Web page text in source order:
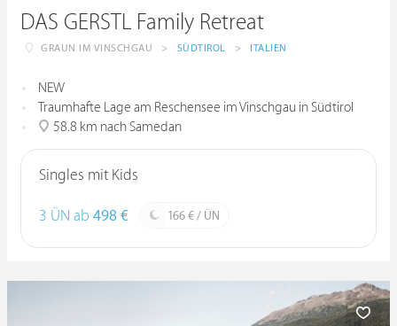
DAS GERSTL Family Retreat
GRAUN IM VINSCHGAU > SÜDTIROL > ITALIEN
NEW
Traumhafte Lage am Reschensee im Vinschgau in Südtirol
58.8 km nach Samedan
Singles mit Kids
3 ÜN ab 498 € 166 € / ÜN